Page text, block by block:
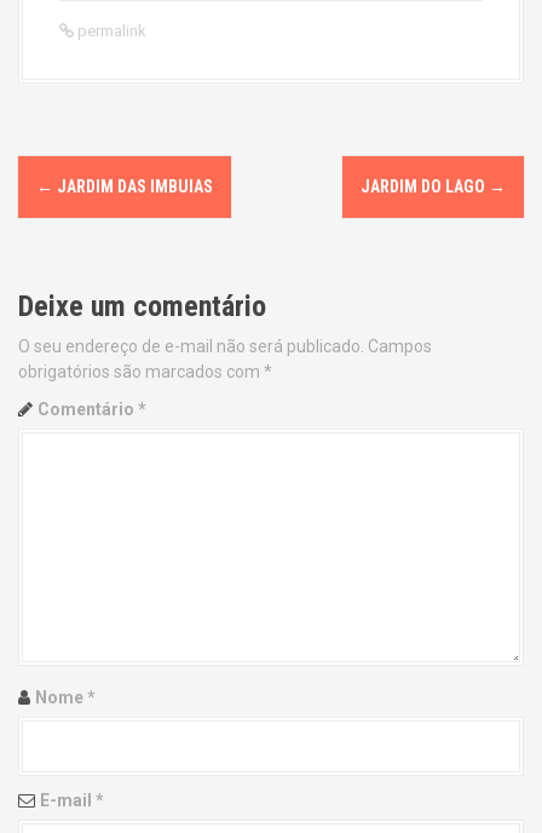
permalink
P
o
t
n
a
i
n
← JARDIM DAS IMBUIAS JARDIM DO LAGO →
Deixe um comentário
O seu endereço de e-mail não será publicado. Campos
obrigatórios são marcados com *
Comentário *
Nome*
E-mail *